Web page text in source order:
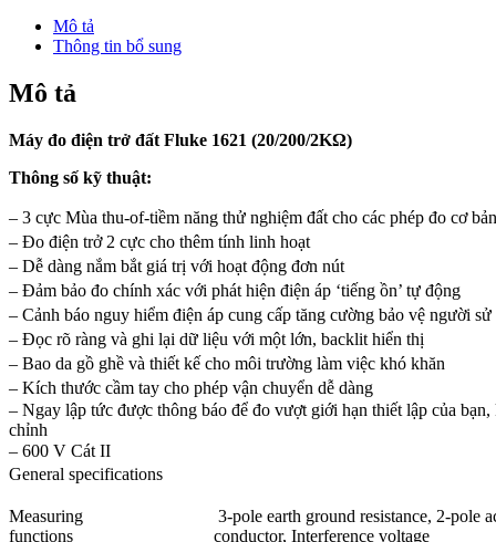
Mô tả
Thông tin bổ sung
Mô tả
Máy đo điện trở đất Fluke 1621 (20/200/2KΩ)
Thông số kỹ thuật:
– 3 cực Mùa thu-of-tiềm năng thử nghiệm đất cho các phép đo cơ bản
– Đo điện trở 2 cực cho thêm tính linh hoạt
– Dễ dàng nắm bắt giá trị với hoạt động đơn nút
– Đảm bảo đo chính xác với phát hiện điện áp ‘tiếng ồn’ tự động
– Cảnh báo nguy hiểm điện áp cung cấp tăng cường bảo vệ người sử
– Đọc rõ ràng và ghi lại dữ liệu với một lớn, backlit hiển thị
– Bao da gồ ghề và thiết kế cho môi trường làm việc khó khăn
– Kích thước cầm tay cho phép vận chuyển dễ dàng
– Ngay lập tức được thông báo để đo vượt giới hạn thiết lập của
chỉnh
– 600 V Cát II
General specifications
Measuring
functions
3-pole earth ground resistance, 2-pole
conductor, Interference voltage